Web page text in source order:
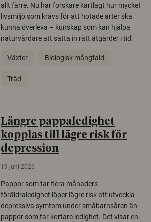
allt färre. Nu har forskare kartlagt hur mycket
livsmiljö som krävs för att hotade arter ska
kunna överleva – kunskap som kan hjälpa
naturvårdare att sätta in rätt åtgärder i tid.
Växter Biologisk mångfald
Träd
Längre pappaledighet
kopplas till lägre risk för
depression
19 juni 2026
Pappor som tar flera månaders
föräldraledighet löper lägre risk att utveckla
depressiva symtom under småbarnsåren än
pappor som tar kortare ledighet. Det visar en